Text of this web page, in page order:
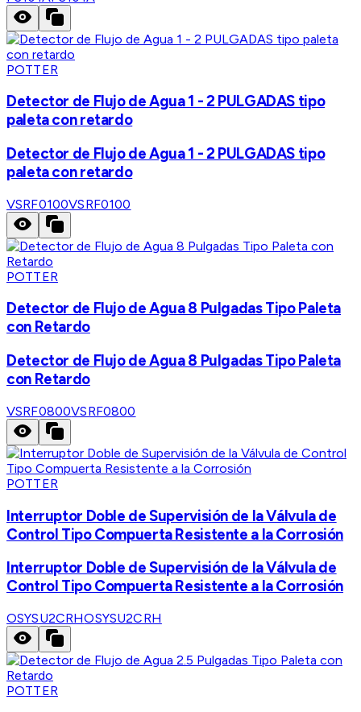
POTTER
Detector de Flujo de Agua 1 - 2 PULGADAS tipo
paleta con retardo
Detector de Flujo de Agua 1 - 2 PULGADAS tipo
paleta con retardo
VSRF0100VSRF0100
POTTER
Detector de Flujo de Agua 8 Pulgadas Tipo Paleta
con Retardo
Detector de Flujo de Agua 8 Pulgadas Tipo Paleta
con Retardo
VSRF0800VSRF0800
POTTER
Interruptor Doble de Supervisión de la Válvula de
Control Tipo Compuerta Resistente a la Corrosión
Interruptor Doble de Supervisión de la Válvula de
Control Tipo Compuerta Resistente a la Corrosión
OSYSU2CRHOSYSU2CRH
POTTER